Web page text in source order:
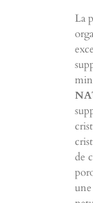
La
de